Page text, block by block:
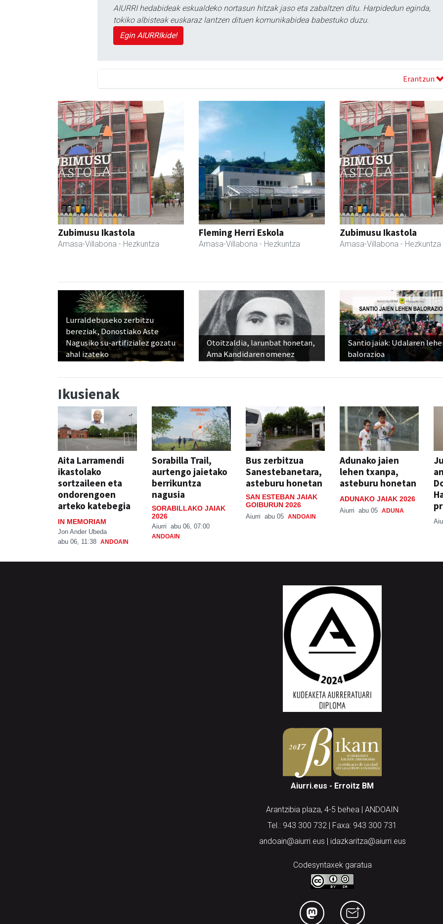
AIURRI hedabideak eskualdeko nortasun hitzak jaso eta zabaltzen ditu. Harpidedun eginda,
tokiko albisteak euskaraz lantzen dituen komunikabidea babestuko duzu.
Egin AIURRIkide!
Erantzun
Zubimusu Ikastola
Amasa-Villabona - Hezkuntza
Fleming Herri Eskola
Amasa-Villabona - Hezkuntza
Zubimusu Ikastola
Amasa-Villabona - Hezkuntza
Lurraldebuseko zerbitzu
bereziak, Donostiako Aste
Nagusiko su-artifizialez gozatu
ahal izateko
Otoitzaldia, larunbat honetan,
Ama Kandidaren omenez
Santio jaiak: Udalaren
balorazioa
Ikusienak
Aita Larramendi
ikastolako
sortzaileen eta
ondorengoen
arteko katebegia
IN MEMORIAM
Jon Ander Ubeda
abu 06, 11:38 ANDOAIN
Sorabilla Trail,
aurtengo jaietako
berrikuntza
nagusia
SORABILLAKO JAIAK
2026
Aiurri abu 06, 07:00
ANDOAIN
Bus zerbitzua
Sanestebanetara,
asteburu honetan
SAN ESTEBAN JAIAK
GOIBURUN 2026
Aiurri abu 05 ANDOAIN
Adunako jaien
lehen txanpa,
asteburu honetan
ADUNAKO JAIAK 2026
Aiurri abu 05 ADUNA
Aiurri.eus - Erroitz BM
Arantzibia plaza, 4-5 behea | ANDOAIN
Tel.: 943 300 732 | Faxa: 943 300 731
andoain@aiurri.eus | idazkaritza@aiurri.eus
Codesyntaxek garatua